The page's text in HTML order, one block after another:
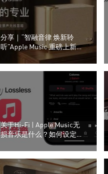
分享｜“智融音律 焕新聆
听”Apple Music 重磅上新特
色功能，颠覆性改写大众日
常听歌习惯
关于Hi-Fi | Apple Music无
损音乐是什么？如何设定、
支援设备、常见QA总整理